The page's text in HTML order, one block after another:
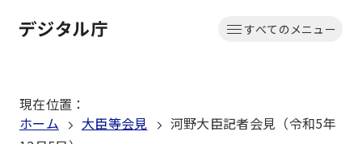
文
動
すべてのメニュー
現在位置 ：
ホーム
大臣等会見
河野大臣記者会見（令和5年